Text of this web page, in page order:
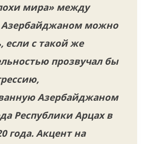
мира» между
можно
если с такой же
прозвучал бы
Азербайджаном
Республики Арцах в
года. Акцент на